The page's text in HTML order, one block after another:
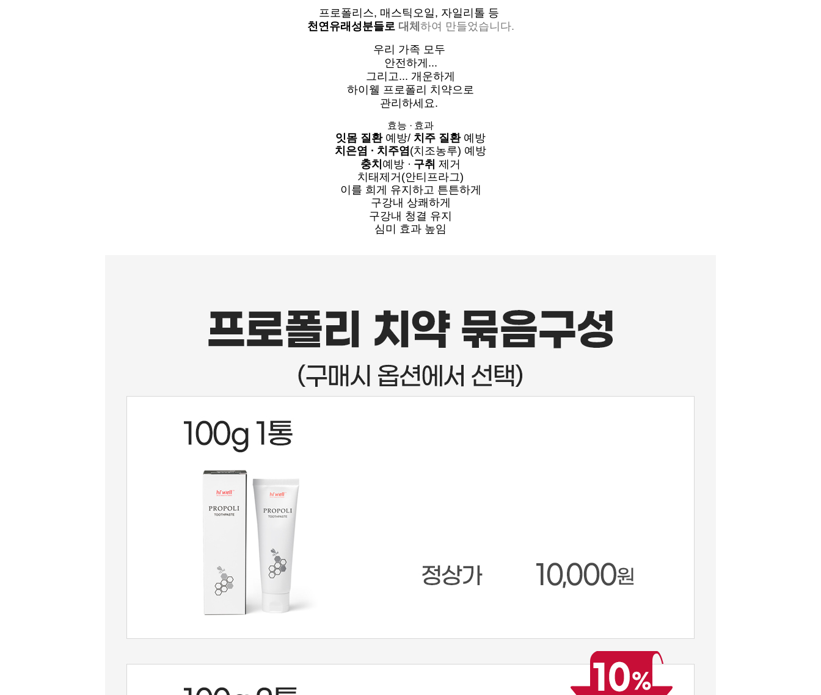
프로폴리스, 매스틱오일, 자일리톨 등
천연유래성분들로 대체 하여 만들었습니다.
우리 가족 모두
안전하게...
그리고... 개운하게
하이웰 프로폴리 치약으로
관리하세요.
효능 · 효과
잇몸 질환예방/ 치주 질환예방
치은염 · 치주염(치조농루) 예방
충치 예방 · 구취 제거
치태제거(안티프라그)
이를 희게 유지하고 튼튼하게
구강내 상쾌하게
구강내 청결 유지
심미 효과 높임